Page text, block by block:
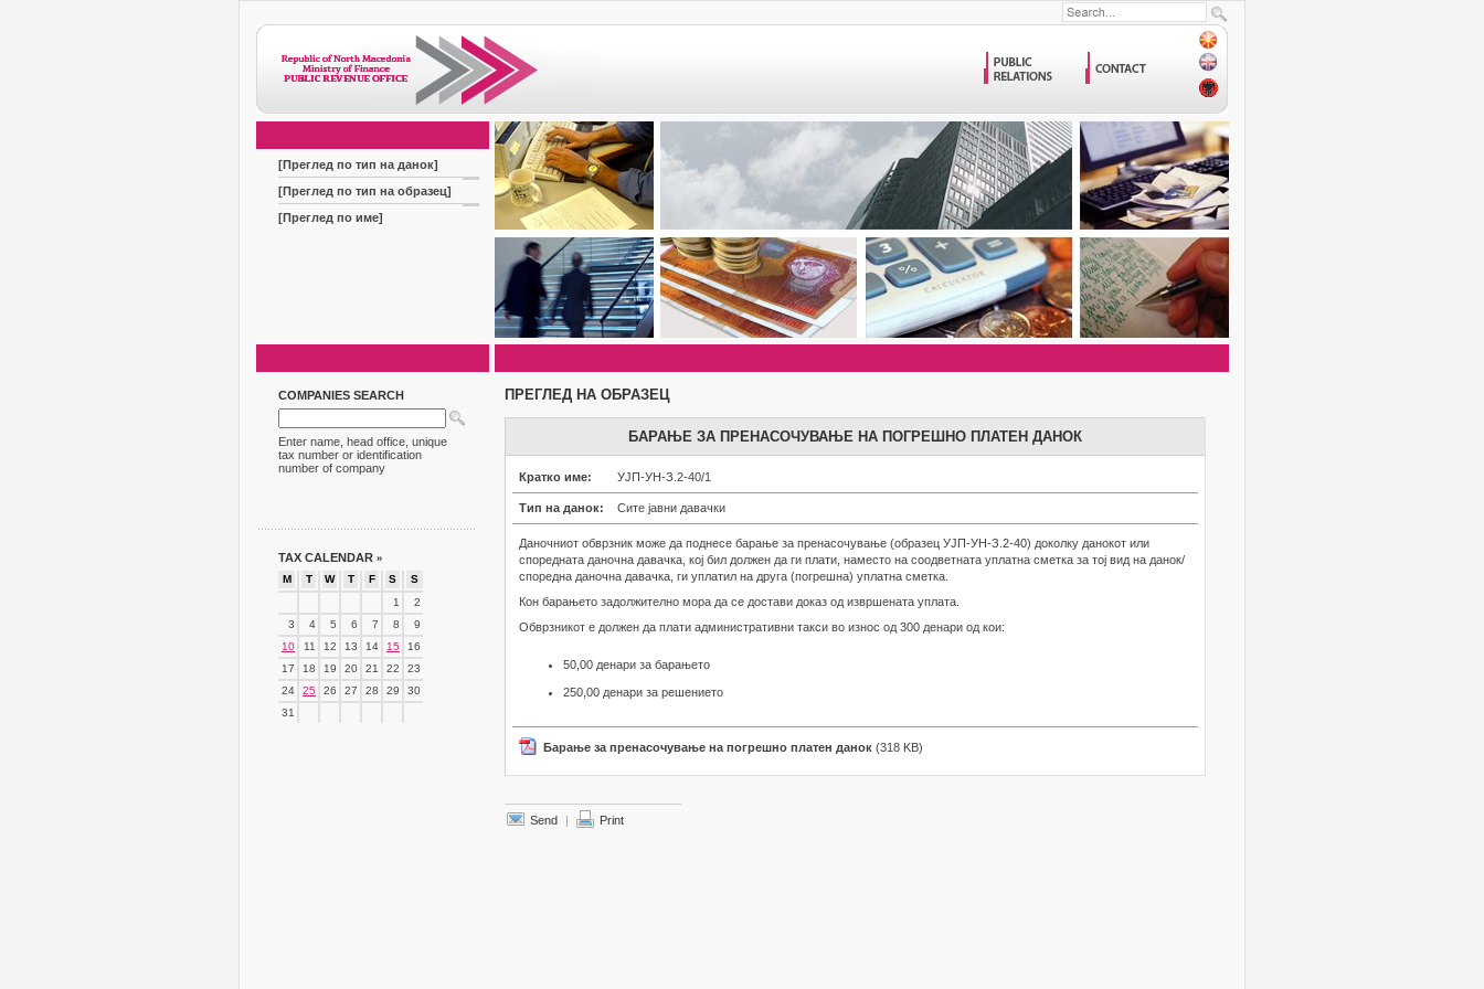
[Преглед по тип на данок]
[Преглед по тип на образец]
[Преглед по име]
COMPANIES SEARCH
Enter name, head office, unique
tax number or identification
number of company
TAX CALENDAR »
M T W T F S
S
1
2
3
4 5 6 7 8
9
10
11 12 13 14 15
16
17
18 19 20 21 22
23
24
25 26 27 28 29
30
31
ПРЕГЛЕД НА ОБРАЗЕЦ
БАРАЊЕ ЗА ПРЕНАСОЧУВАЊЕ НА ПОГРЕШНО ПЛАТЕН ДАНОК
Кратко име: УЈП-УН-З.2-40/1
Тип на данок: Сите јавни давачки
Даночниот обврзник може да поднесе барање за пренасочување (образец УЈП-УН-З.2-40) доколку данокот или
споредната даночна давачка, кој бил должен да ги плати, наместо на соодветната уплатна сметка за тој вид на данок/
споредна даночна давачка, ги уплатил на друга (погрешна) уплатна сметка.
Кон барањето задолжително мора да се достави доказ од извршената уплата.
Обврзникот е должен да плати административни такси во износ од 300 денари од кои:
50,00 денари за барањето
250,00 денари за решението
Барање за пренасочување на погрешно платен данок (318 KB)
Send | Print